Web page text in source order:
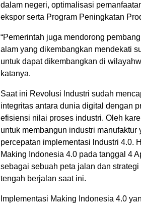
dalam negeri, optimalisasi
ekspor serta Program Peningkatan
“Pemerintah juga mendorong
alam yang dikembangkan mendekati
untuk dapat dikembangkan di
katanya.
Saat ini Revolusi lndustri sudah
integritas antara dunia digital dengan
efisiensi nilai proses industri. Oleh
untuk membangun industri
percepatan implementasi lndustri 4.0.
Making Indonesia 4.0 pada tanggal 4
sebagai sebuah peta jalan dan
tengah berjalan saat ini.
Implementasi Making Indonesia 4.0